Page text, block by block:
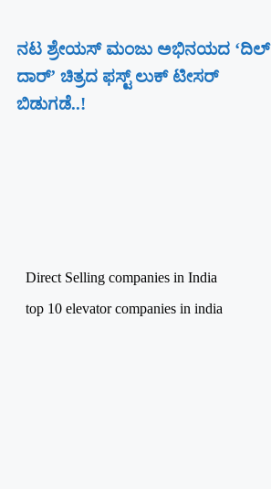
ನಟ ಶ್ರೇಯಸ್ ಮಂಜು ಅಭಿನಯದ ‘ದಿಲ್
ದಾರ್’ ಚಿತ್ರದ ಫಸ್ಟ್ ಲುಕ್ ಟೀಸರ್
ಬಿಡುಗಡೆ..!
Direct Selling companies in India
top 10 elevator companies in india